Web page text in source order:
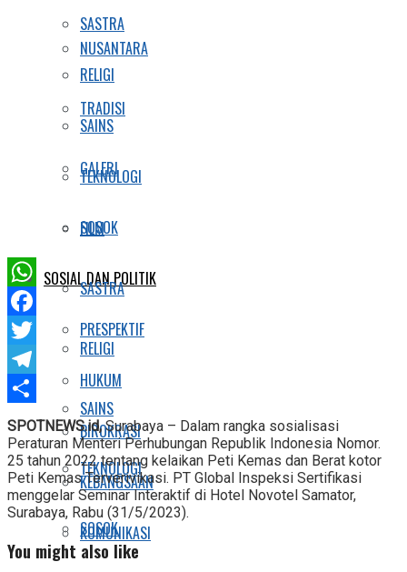
SASTRA
RELIGI
SAINS
TEKNOLOGI
SOSOK
SOSIAL DAN POLITIK
PRESPEKTIF
HUKUM
BIROKRASI
KEBANGSAAN
KOMUNIKASI
NUSANTARA
TRADISI
GALERI
FILM
SASTRA
RELIGI
SAINS
TEKNOLOGI
SOSOK
WhatsApp
Facebook
Twitter
Telegram
Share
SPOTNEWS.id,Surabaya – Dalam rangka sosialisasi
Peraturan Menteri Perhubungan Republik Indonesia Nomor.
25 tahun 2022 tentang kelaikan Peti Kemas dan Berat kotor
Peti Kemas Terverivikasi. PT Global Inspeksi Sertifikasi
menggelar Seminar Interaktif di Hotel Novotel Samator,
Surabaya, Rabu (31/5/2023).
You might also like